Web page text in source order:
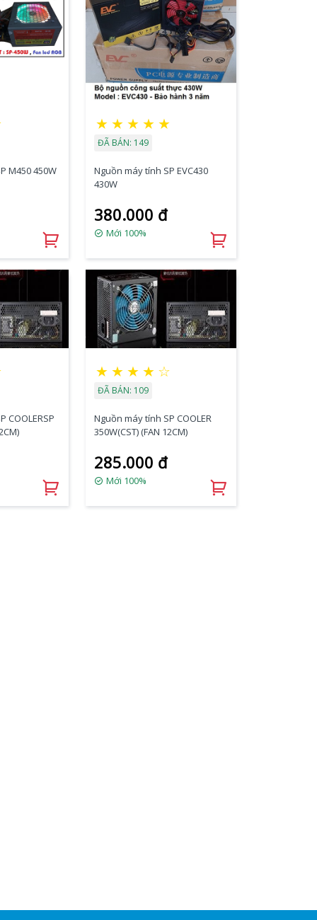
M450 450W
★ ★ ★ ★ ★
ĐÃ BÁN: 149
Nguồn máy tính SP EVC430
430W
380.000 đ
Mới 100%
COOLERSP
★ ★ ★ ★ ☆
ĐÃ BÁN: 109
Nguồn máy tính SP COOLER
350W(CST) (FAN 12CM)
285.000 đ
Mới 100%